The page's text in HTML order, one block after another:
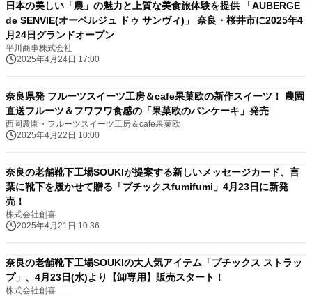
日本の美しい「農」の魅力と上質な美食旅体験を提供 「AUBERGE
de SENVIE(オーベルジュ ドゥ サンヴィ)」 奈良・桜井市に2025年4
月24日グランドオープン
平川商事株式会社
2025年4月24日 17:00
奈良県発 フルーツスイーツ工房＆cafe果菓欧の新作スイーツ！ 農園
直送フルーツ＆フワフワ食感の「果菓欧のパンケーキ」発売
西岡農園・フルーツスイーツ工房＆cafe果菓欧
2025年4月22日 10:00
奈良の老舗靴下工場SOUKIが提案する新しいメッセージカード、言
葉に靴下を履かせて贈る「プチックスfumifumi」4月23日に新発
売！
株式会社創喜
2025年4月21日 10:36
奈良の老舗靴下工場SOUKIの大人気アイテム「プチックス ストラッ
プ」、4月23日(水)より【卸専用】販売スタート！
株式会社創喜